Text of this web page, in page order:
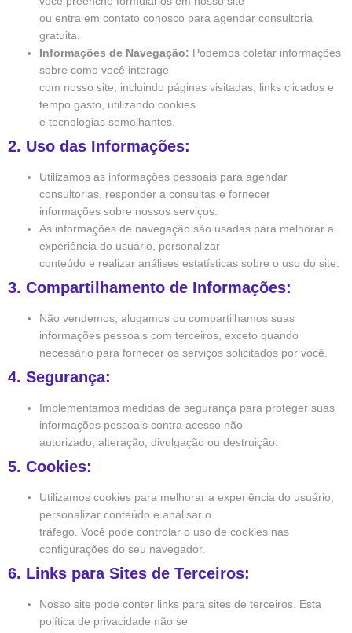
ou entra em contato conosco para agendar consultoria
gratuita.
Informações de Navegação: Podemos coletar informações
sobre como você interage
com nosso site, incluindo páginas visitadas, links clicados e
tempo gasto, utilizando cookies
e tecnologias semelhantes.
2. Uso das Informações:
Utilizamos as informações pessoais para agendar
consultorias, responder a consultas e fornecer
informações sobre nossos serviços.
As informações de navegação são usadas para melhorar a
experiência do usuário, personalizar
conteúdo e realizar análises estatísticas sobre o uso do site.
3. Compartilhamento de Informações:
Não vendemos, alugamos ou compartilhamos suas
informações pessoais com terceiros, exceto quando
necessário para fornecer os serviços solicitados por você.
4. Segurança:
Implementamos medidas de segurança para proteger suas
informações pessoais contra acesso não
autorizado, alteração, divulgação ou destruição.
5. Cookies:
Utilizamos cookies para melhorar a experiência do usuário,
personalizar conteúdo e analisar o
tráfego. Você pode controlar o uso de cookies nas
configurações do seu navegador.
6. Links para Sites de Terceiros:
Nosso site pode conter links para sites de terceiros. Esta
política de privacidade não se